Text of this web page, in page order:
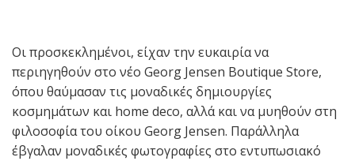
Οι προσκεκλημένοι, είχαν την ευκαιρία να
περιηγηθούν στο νέο Georg Jensen Boutique Store,
όπου θαύμασαν τις μοναδικές δημιουργίες
κοσμημάτων και home deco, αλλά και να μυηθούν στη
φιλοσοφία του οίκου Georg Jensen. Παράλληλα
έβγαλαν μοναδικές φωτογραφίες στο εντυπωσιακό